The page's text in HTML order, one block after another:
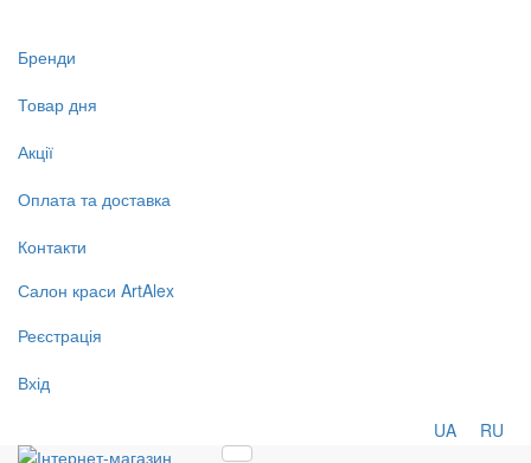
Бренди
Товар дня
Акції
Оплата та доставка
Контакти
Салон краси ArtAlex
Реєстрація
Вхід
UA RU